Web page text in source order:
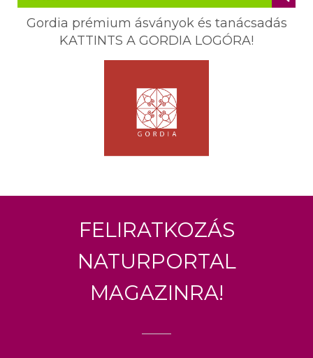
Gordia prémium ásványok és tanácsadás
KATTINTS A GORDIA LOGÓRA!
Feliratkozás
Naturportal
Magazinra!